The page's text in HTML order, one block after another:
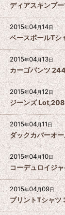
ディアスキンブ
2015年04月14日
ベースボールT
2015年04月13日
カーゴパンツ
2015年04月12日
ジーンズ Lot,208
2015年04月11日
ダックカバーオ
2015年04月10日
コーデュロイジ
2015年04月09日
プリントTシャ